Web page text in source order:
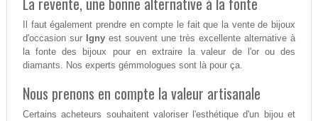
Il faut également prendre en compte le fait que la vente de bijoux
d'occasion sur Ignyest souvent une très excellente alternative à
la fonte des bijoux pour en extraire la valeur de l'or ou des
diamants. Nos experts gémmologues sont là pour ça.
Nous prenons en compte la valeur artisanale
Certains acheteurs souhaitent valoriser l'esthétique d'un bijou et